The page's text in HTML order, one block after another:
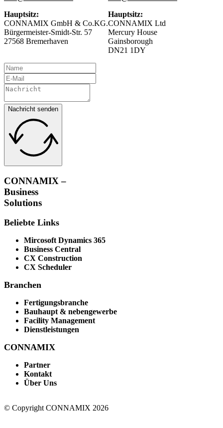
Hauptsitz:
CONNAMIX GmbH & Co.KG.
Bürgermeister-Smidt-Str. 57
27568 Bremerhaven
Hauptsitz:
CONNAMIX Ltd
Mercury House
Gainsborough
DN21 1DY
Nachricht senden
CONNAMIX –
Business
Solutions
Beliebte Links
Mircosoft Dynamics 365
Business Central
CX Construction
CX Scheduler
Branchen
Fertigungsbranche
Bauhaupt & nebengewerbe
Facility Management
Dienstleistungen
CONNAMIX
Partner
Kontakt
Über Uns
© Copyright CONNAMIX 2026